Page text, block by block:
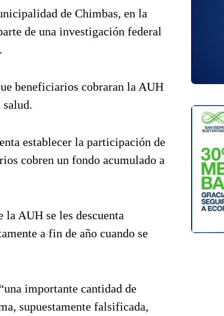
de Chimbas, en la
de una investigación federal
beneficiarios cobraran la AUH
establecer la participación de
cobren un fondo acumulado a
AUH se les descuenta
a fin de año cuando se
importante cantidad de
supuestamente falsificada,